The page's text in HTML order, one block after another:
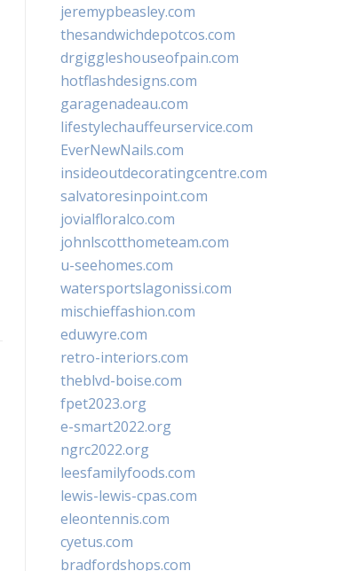
jeremypbeasley.com
thesandwichdepotcos.com
drgiggleshouseofpain.com
hotflashdesigns.com
garagenadeau.com
lifestylechauffeurservice.com
EverNewNails.com
insideoutdecoratingcentre.com
salvatoresinpoint.com
jovialfloralco.com
johnlscotthometeam.com
u-seehomes.com
watersportslagonissi.com
mischieffashion.com
eduwyre.com
retro-interiors.com
theblvd-boise.com
fpet2023.org
e-smart2022.org
ngrc2022.org
leesfamilyfoods.com
lewis-lewis-cpas.com
eleontennis.com
cyetus.com
bradfordshops.com